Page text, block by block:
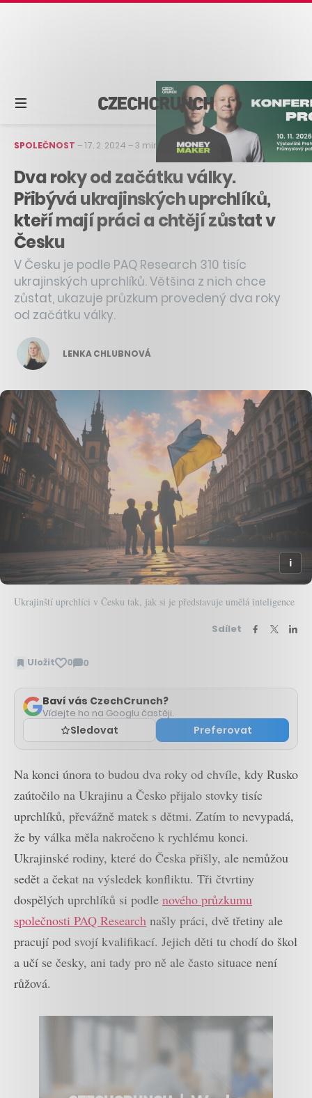
SPOLEČNOST –17. 2. 2024 –3 min čtení
Dva roky od začátku války.
Přibývá ukrajinských uprchlíků,
kteří mají práci a chtějí zůstat v
Česku
V Česku je podle PAQ Research 310 tisíc
ukrajinských uprchlíků. Většina z nich chce
zůstat, ukazuje průzkum provedený dva roky
od začátku války.
LENKA CHLUBNOVÁ
Ukrajinští uprchlíci v Česku tak, jak si je představuje umělá inteligence
Sdílet
Uložit 0 0
Zobrazit
Baví vás CzechCrunch?
Vídejte ho na Googlu častěji.
Sledovat Preferovat
Na konci února to budou dva roky od chvíle, kdy Rusko
zaútočilo na Ukrajinu a Česko přijalo stovky tisíc
uprchlíků, převážně matek s dětmi. Zatím to nevypadá,
že by válka měla nakročeno k rychlému konci.
Ukrajinské rodiny, které do Česka přišly, ale nemůžou
sedět a čekat na výsledek konfliktu. Tři čtvrtiny
dospělých uprchlíků si podle nového průzkumu
společnosti PAQ Research našly práci, dvě třetiny ale
pracují pod svojí kvalifikací. Jejich děti tu chodí do škol
a učí se česky, ani tady pro ně ale často situace není
růžová.